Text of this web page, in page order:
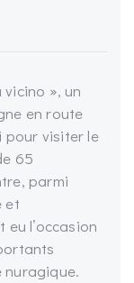
», un
en route
pour visiter le
65
parmi
et
eu l’occasion
nuragique.